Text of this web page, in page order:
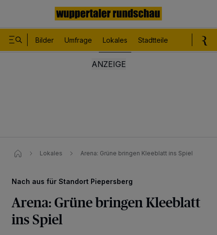
Bilder Umfrage Lokales Stadtteile
Lokales Arena: Grüne bringen Kleeblatt ins Spiel
Nach aus für Standort Piepersberg
Arena: Grüne bringen Kleeblatt
ins Spiel